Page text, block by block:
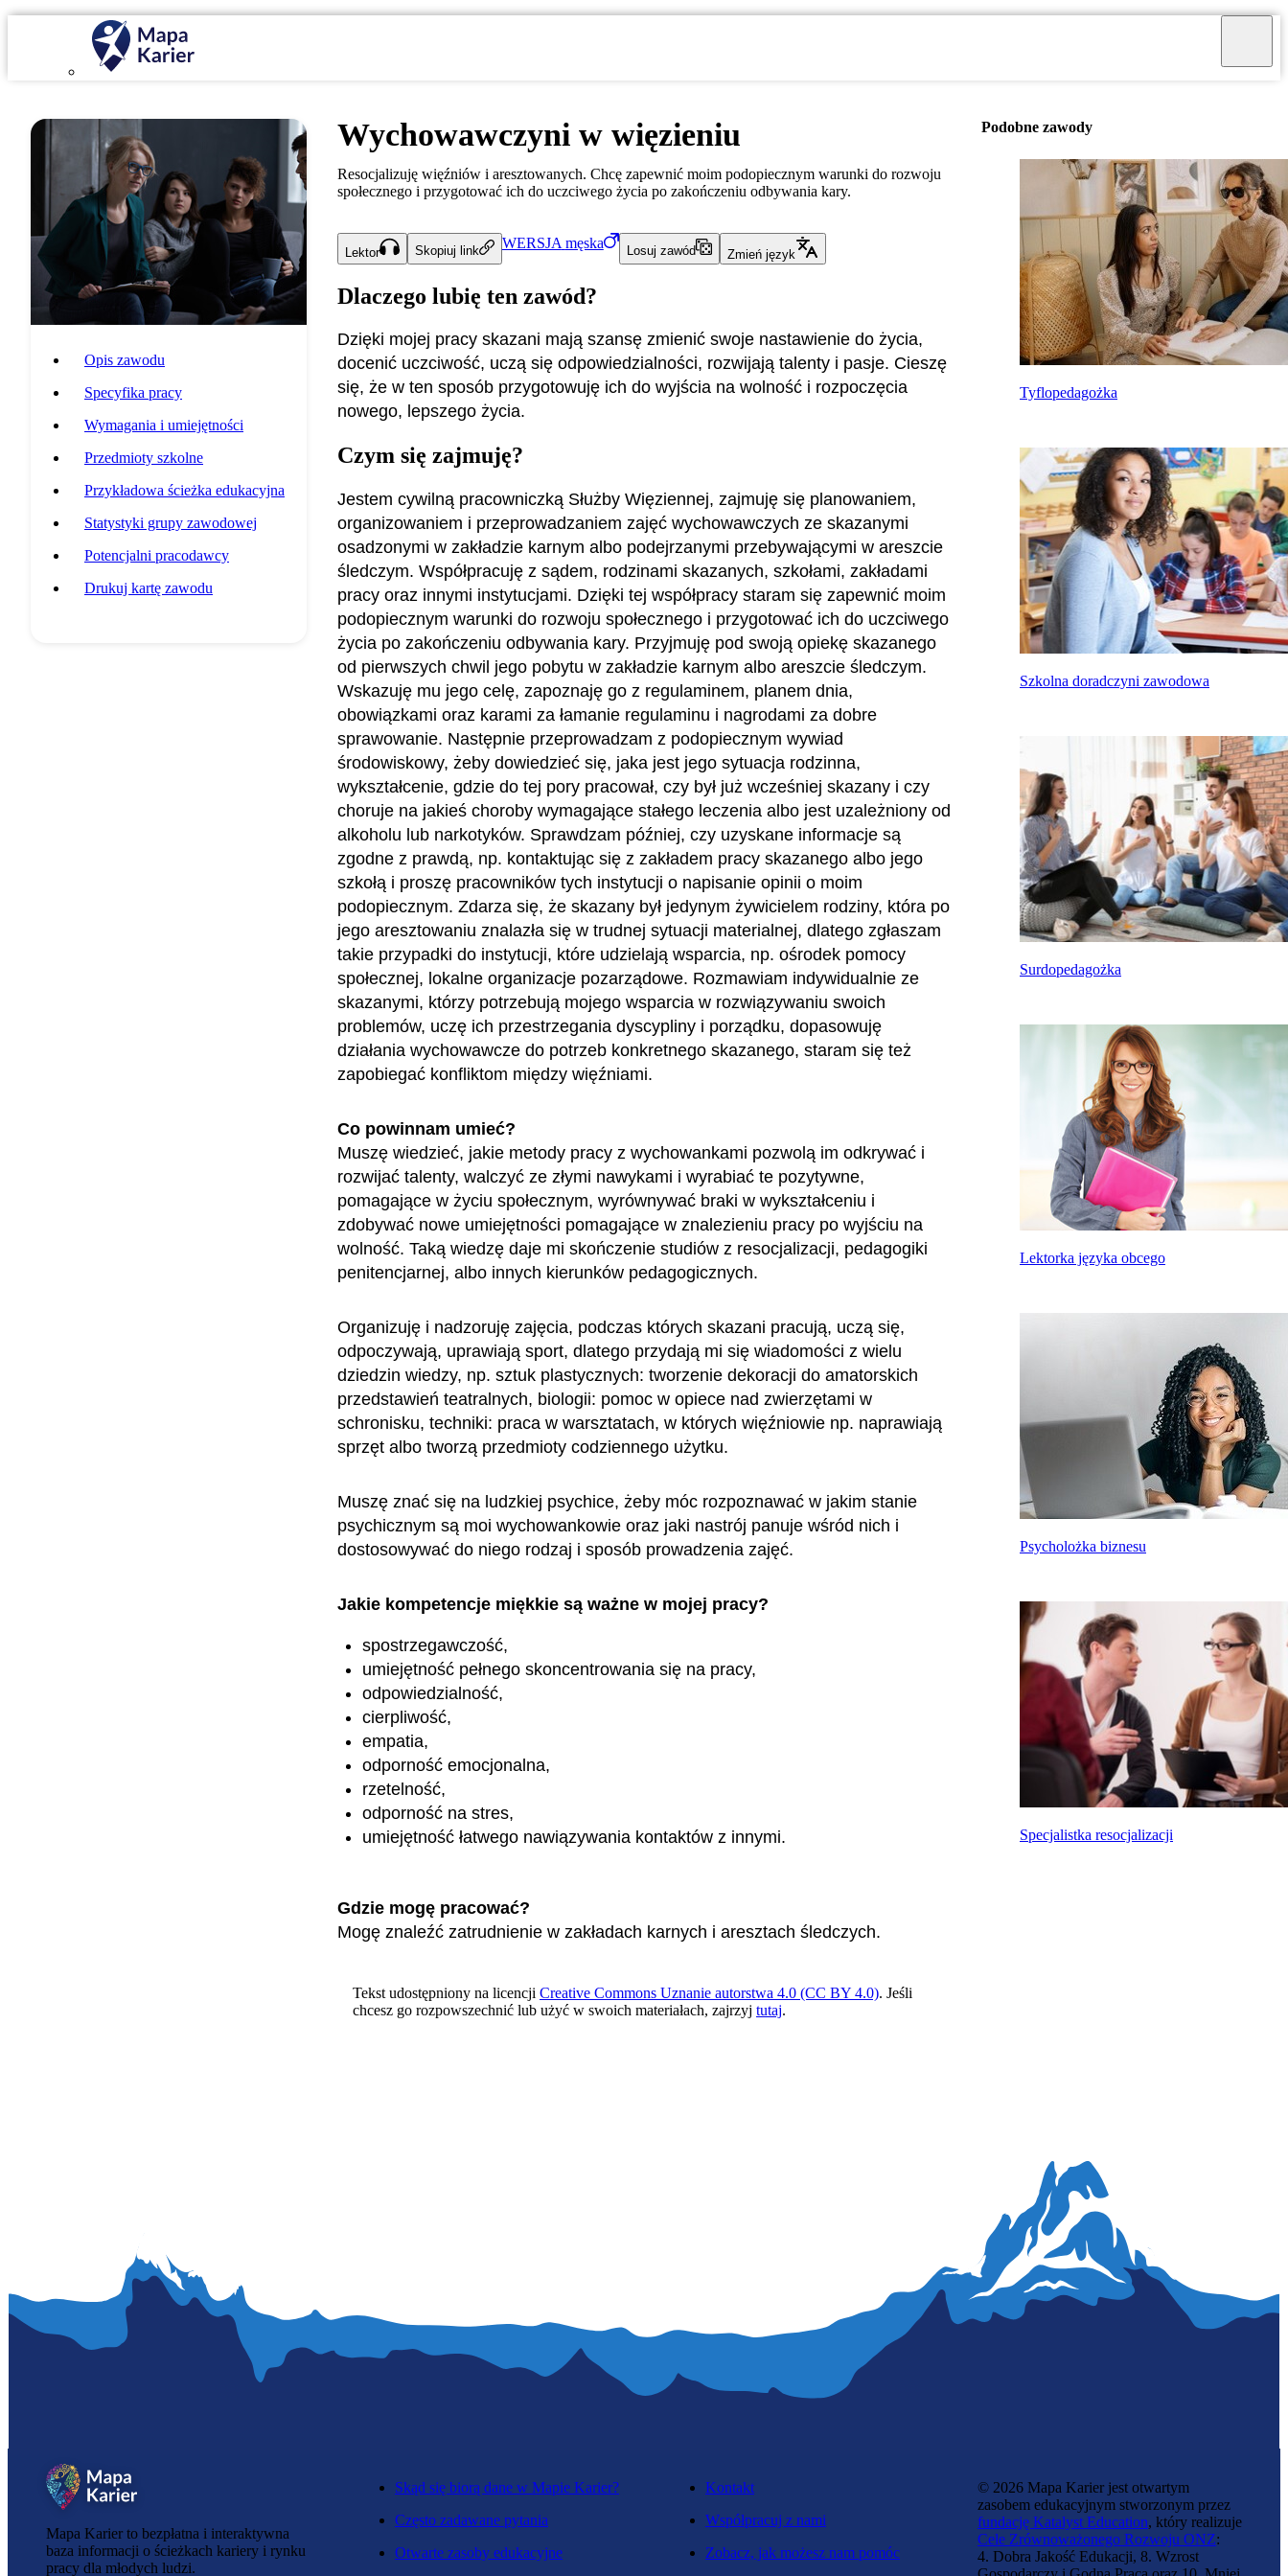
Opis zawodu
Specyfika pracy
Wymagania i umiejętności
Przedmioty szkolne
Przykładowa ścieżka edukacyjna
Statystyki grupy zawodowej
Potencjalni pracodawcy
Drukuj kartę zawodu
Wychowawczyni w więzieniu
Resocjalizuję więźniów i aresztowanych. Chcę zapewnić moim podopiecznym warunki do rozwoju
społecznego i przygotować ich do uczciwego życia po zakończeniu odbywania kary.
Lektor Skopiuj link WERSJA męska
Losuj zawód Zmień język
Dlaczego lubię ten zawód?
Dzięki mojej pracy skazani mają szansę zmienić swoje nastawienie do życia,
docenić uczciwość, uczą się odpowiedzialności, rozwijają talenty i pasje. Cieszę
się, że w ten sposób przygotowuję ich do wyjścia na wolność i rozpoczęcia
nowego, lepszego życia.
Czym się zajmuję?
Jestem cywilną pracowniczką Służby Więziennej, zajmuję się planowaniem,
organizowaniem i przeprowadzaniem zajęć wychowawczych ze skazanymi
osadzonymi w zakładzie karnym albo podejrzanymi przebywającymi w areszcie
śledczym. Współpracuję z sądem, rodzinami skazanych, szkołami, zakładami
pracy oraz innymi instytucjami. Dzięki tej współpracy staram się zapewnić moim
podopiecznym warunki do rozwoju społecznego i przygotować ich do uczciwego
życia po zakończeniu odbywania kary. Przyjmuję pod swoją opiekę skazanego
od pierwszych chwil jego pobytu w zakładzie karnym albo areszcie śledczym.
Wskazuję mu jego celę, zapoznaję go z regulaminem, planem dnia,
obowiązkami oraz karami za łamanie regulaminu i nagrodami za dobre
sprawowanie. Następnie przeprowadzam z podopiecznym wywiad
środowiskowy, żeby dowiedzieć się, jaka jest jego sytuacja rodzinna,
wykształcenie, gdzie do tej pory pracował, czy był już wcześniej skazany i czy
choruje na jakieś choroby wymagające stałego leczenia albo jest uzależniony od
alkoholu lub narkotyków. Sprawdzam później, czy uzyskane informacje są
zgodne z prawdą, np. kontaktując się z zakładem pracy skazanego albo jego
szkołą i proszę pracowników tych instytucji o napisanie opinii o moim
podopiecznym. Zdarza się, że skazany był jedynym żywicielem rodziny, która po
jego aresztowaniu znalazła się w trudnej sytuacji materialnej, dlatego zgłaszam
takie przypadki do instytucji, które udzielają wsparcia, np. ośrodek pomocy
społecznej, lokalne organizacje pozarządowe. Rozmawiam indywidualnie ze
skazanymi, którzy potrzebują mojego wsparcia w rozwiązywaniu swoich
problemów, uczę ich przestrzegania dyscypliny i porządku, dopasowuję
działania wychowawcze do potrzeb konkretnego skazanego, staram się też
zapobiegać konfliktom między więźniami.
Co powinnam umieć?
Muszę wiedzieć, jakie metody pracy z wychowankami pozwolą im odkrywać i
rozwijać talenty, walczyć ze złymi nawykami i wyrabiać te pozytywne,
pomagające w życiu społecznym, wyrównywać braki w wykształceniu i
zdobywać nowe umiejętności pomagające w znalezieniu pracy po wyjściu na
wolność. Taką wiedzę daje mi skończenie studiów z resocjalizacji, pedagogiki
penitencjarnej, albo innych kierunków pedagogicznych.
Organizuję i nadzoruję zajęcia, podczas których skazani pracują, uczą się,
odpoczywają, uprawiają sport, dlatego przydają mi się wiadomości z wielu
dziedzin wiedzy, np. sztuk plastycznych: tworzenie dekoracji do amatorskich
przedstawień teatralnych, biologii: pomoc w opiece nad zwierzętami w
schronisku, techniki: praca w warsztatach, w których więźniowie np. naprawiają
sprzęt albo tworzą przedmioty codziennego użytku.
Muszę znać się na ludzkiej psychice, żeby móc rozpoznawać w jakim stanie
psychicznym są moi wychowankowie oraz jaki nastrój panuje wśród nich i
dostosowywać do niego rodzaj i sposób prowadzenia zajęć.
Jakie kompetencje miękkie są ważne w mojej pracy?
spostrzegawczość,
umiejętność pełnego skoncentrowania się na pracy,
odpowiedzialność,
cierpliwość,
empatia,
odporność emocjonalna,
rzetelność,
odporność na stres,
umiejętność łatwego nawiązywania kontaktów z innymi.
Gdzie mogę pracować?
Mogę znaleźć zatrudnienie w zakładach karnych i aresztach śledczych.
Tekst udostępniony na licencji Creative Commons Uznanie autorstwa 4.0 (CC BY 4.0). Jeśli
chcesz go rozpowszechnić lub użyć w swoich materiałach, zajrzyj tutaj.
Podobne zawody
Tyflopedagożka
Szkolna doradczyni zawodowa
Surdopedagożka
Lektorka języka obcego
Psycholożka biznesu
Specjalistka resocjalizacji
Mapa Karier to bezpłatna i interaktywna
baza informacji o ścieżkach kariery i rynku
pracy dla młodych ludzi.
Skąd się biorą dane w Mapie Karier?
Często zadawane pytania
Otwarte zasoby edukacyjne
Kontakt
Współpracuj z nami
Zobacz, jak możesz nam pomóc
© 2026 Mapa Karier jest otwartym
zasobem edukacyjnym stworzonym przez
fundację Katalyst Education, który realizuje
Cele Zrównoważonego Rozwoju ONZ:
4. Dobra Jakość Edukacji, 8. Wzrost